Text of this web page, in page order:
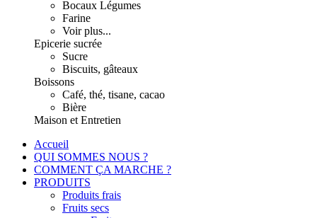
Bocaux Légumes
Farine
Voir plus...
Epicerie sucrée
Sucre
Biscuits, gâteaux
Boissons
Café, thé, tisane, cacao
Bière
Maison et Entretien
Accueil
QUI SOMMES NOUS ?
COMMENT ÇA MARCHE ?
PRODUITS
Produits frais
Fruits secs